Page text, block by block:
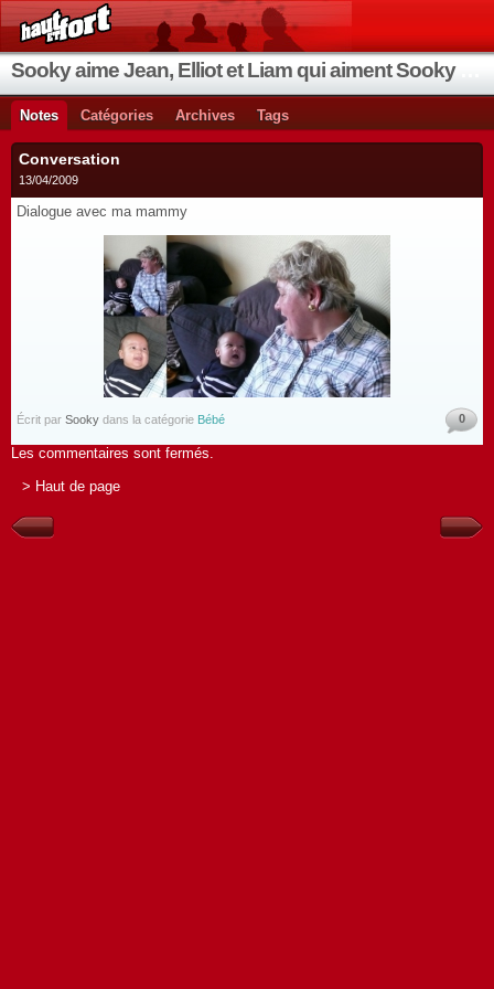
Notes Catégories Archives Tags
Conversation
13/04/2009
Dialogue avec ma mammy
Écrit par Sooky dans la catégorie Bébé 0
Les commentaires sont fermés.
> Haut de page